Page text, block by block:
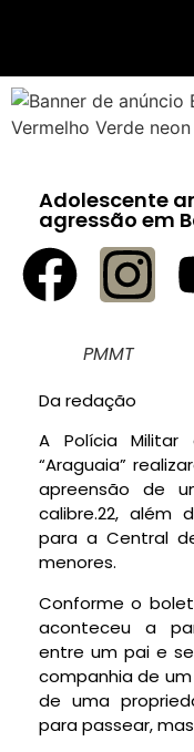
Adolescente
agressão em
PMMT
Da redação
A Polícia
“Araguaia”
apreensão de
calibre.22, além
para a Central
menores.
Conforme o
aconteceu a
entre um pai e
companhia de
de uma
para passear,